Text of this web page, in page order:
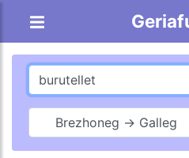
Brezhoneg → Galleg